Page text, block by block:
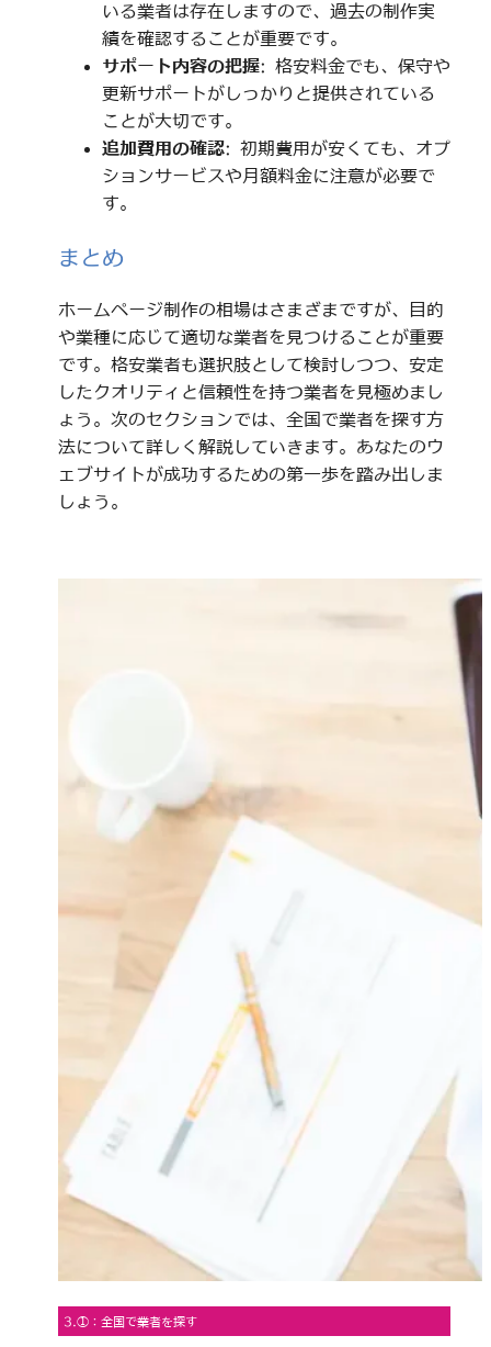
いる業者は存在しますので、過去の制作実
績を確認することが重要です。
サポート内容の把握: 格安料金でも、保守や
更新サポートがしっかりと提供されている
ことが大切です。
追加費用の確認: 初期費用が安くても、オプ
ションサービスや月額料金に注意が必要で
す。
まとめ
ホームページ制作の相場はさまざまですが、目的
や業種に応じて適切な業者を見つけることが重要
です。格安業者も選択肢として検討しつつ、安定
したクオリティと信頼性を持つ業者を見極めまし
ょう。次のセクションでは、全国で業者を探す方
法について詳しく解説していきます。あなたのウ
ェブサイトが成功するための第一歩を踏み出しま
しょう。
3.①：全国で業者を探す